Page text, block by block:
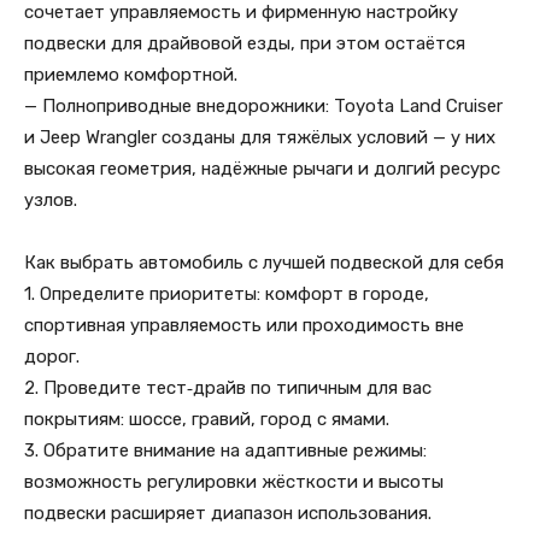
сочетает управляемость и фирменную настройку
подвески для драйвовой езды, при этом остаётся
приемлемо комфортной.
— Полноприводные внедорожники: Toyota Land Cruiser
и Jeep Wrangler созданы для тяжёлых условий — у них
высокая геометрия, надёжные рычаги и долгий ресурс
узлов.
Как выбрать автомобиль с лучшей подвеской для себя
1. Определите приоритеты: комфорт в городе,
спортивная управляемость или проходимость вне
дорог.
2. Проведите тест‑драйв по типичным для вас
покрытиям: шоссе, гравий, город с ямами.
3. Обратите внимание на адаптивные режимы:
возможность регулировки жёсткости и высоты
подвески расширяет диапазон использования.